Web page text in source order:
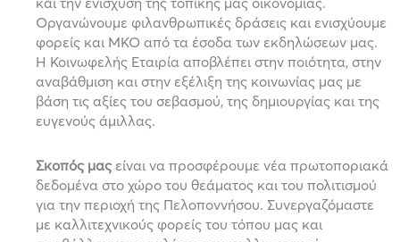
Οργανώνουμε φιλανθρωπικές δράσεις και ενισχύουμε
φορείς και ΜΚΟ από τα έσοδα των εκδηλώσεων μας.
Η Κοινωφελής Εταιρία αποβλέπει στην ποιότητα, στην
αναβάθμιση και στην εξέλιξη της κοινωνίας μας με
βάση τις αξίες του σεβασμού, της δημιουργίας και της
ευγενούς άμιλλας.
Σκοπός μας είναι να προσφέρουμε νέα πρωτοποριακά
δεδομένα στο χώρο του θεάματος και του πολιτισμού
για την περιοχή της Πελοποννήσου. Συνεργαζόμαστε
με καλλιτεχνικούς φορείς του τόπου μας και